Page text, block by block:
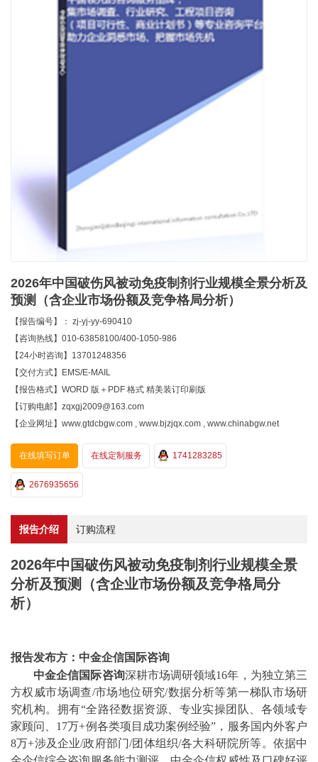
2026年中国破伤风被动免疫制剂行业规模全景分析及
预测（含企业市场份额及竞争格局分析）
【报告编号】： zj-yj-yy-690410
【咨询热线】010-63858100/400-1050-986
【24小时咨询】13701248356
【交付方式】EMS/E-MAIL
【报告格式】WORD 版＋PDF 格式 精美装订印刷版
【订购电邮】zqxgj2009@163.com
【企业网址】www.gtdcbgw.com , www.bjzjqx.com , www.chinabgw.net
在线填写订单 在线定制服务 1741283285
2676935656
报告介绍 订购流程
2026年中国破伤风被动免疫制剂行业规模全景
分析及预测（含企业市场份额及竞争格局分
析）
报告发布方：中金企信国际咨询
中金企信国际咨询深耕市场调研领域16年 ， 为独立第三
方权威市场调查/市场地位研究/数据分析等第一梯队市场研
究机构。拥有“全路径数据资源、专业实操团队、各领域专
家顾问、 17万+例各类项目成功案例经验”， 服务国内外客户
8万+涉及企业/政府部门/团体组织/各大科研院所等。 依据中